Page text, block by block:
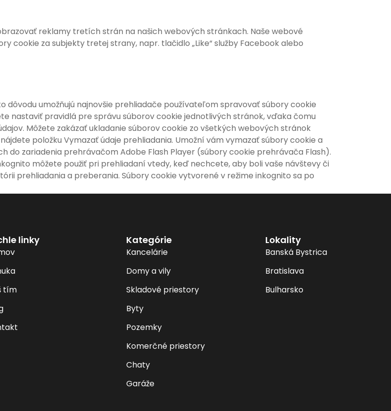
reklamy tretích strán na našich webových stránkach. Naše webové
cookie za subjekty tretej strany, napr. tlačidlo „Like“ služby Facebook alebo
dôvodu umožňujú najnovšie prehliadače používateľom spravovať súbory cookie
nastaviť pravidlá pre správu súborov cookie jednotlivých stránok, vďaka čomu
Môžete zakázať ukladanie súborov cookie zo všetkých webových stránok
položku Vymazať údaje prehliadania. Umožní vám vymazať súbory cookie a
do zariadenia prehrávačom Adobe Flash Player (súbory cookie prehrávača Flash).
môžete použiť pri prehliadaní vtedy, keď nechcete, aby boli vaše návštevy či
prehliadania a preberania. Súbory cookie vytvorené v režime inkognito sa po
linky
tím
Kategórie
Kancelárie
Domy a vily
Skladové priestory
Byty
Pozemky
Komerčné priestory
Chaty
Garáže
Lokality
Banská Bystrica
Bratislava
Bulharsko